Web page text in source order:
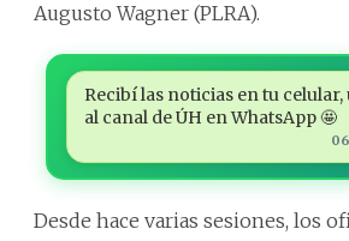
Augusto Wagner (PLRA).
Recibí las noticias en tu celular,
al canal de ÚH en WhatsApp 🤩
Desde hace varias sesiones, los